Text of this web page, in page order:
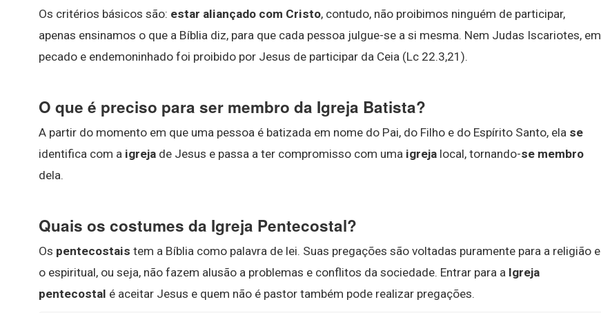
Os critérios básicos são: estar aliançado com Cristo, contudo, não proibimos ninguém de participar,
apenas ensinamos o que a Bíblia diz, para que cada pessoa julgue-se a si mesma. Nem Judas Iscariotes, em
pecado e endemoninhado foi proibido por Jesus de participar da Ceia (Lc 22.3,21).
O que é preciso para ser membro da Igreja Batista?
A partir do momento em que uma pessoa é batizada em nome do Pai, do Filho e do Espírito Santo, ela se
identifica com a igreja de Jesus e passa a ter compromisso com uma igreja local, tornando-se membro
dela.
Quais os costumes da Igreja Pentecostal?
Os pentecostais tem a Bíblia como palavra de lei. Suas pregações são voltadas puramente para a religião e
o espiritual, ou seja, não fazem alusão a problemas e conflitos da sociedade. Entrar para a Igreja
pentecostal é aceitar Jesus e quem não é pastor também pode realizar pregações.